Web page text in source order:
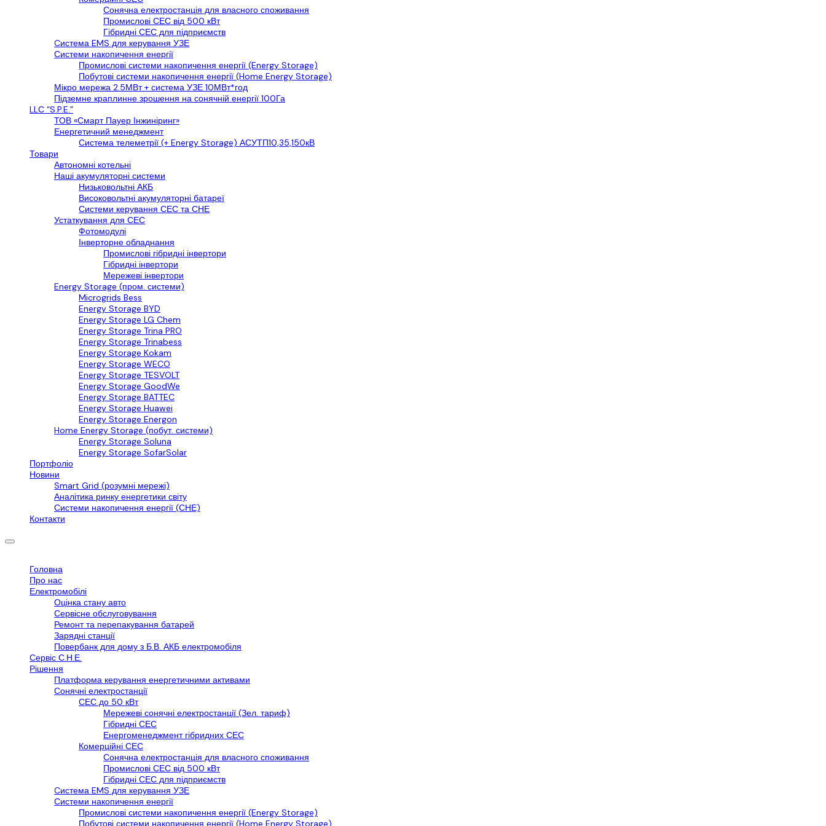
Сонячна електростанція для власного споживання
Промислові СЕС від 500 кВт
Гібридні СЕС для підприємств
Cистема EMS для керування УЗЕ
Системи накопичення енергії
Промислові системи накопичення енергії (Energy Storage)
Побутові системи накопичення енергії (Home Energy Storage)
Мікро мережа 2.5МВт + система УЗЕ 10МВт*год
Підземне краплинне зрошення на сонячній енергії 100Га
LLС “S.P.E.”
ТОВ «Смарт Пауер Інжиніринг»
Енергетичний менеджмент
Система телеметрії (+ Energy Storage) АСУТП10,35,150кВ
Товари
Автономні котельні
Наші акумуляторні системи
Низьковольтні АКБ
Високовольтні акумуляторні батареї
Системи керування СЕС та СНЕ
Устаткування для СЕС
Фотомодулі
Інверторне обладнання
Промислові гібридні інвертори
Гібридні інвертори
Мережеві інвертори
Energy Storage (пром. системи)
Microgrids Bess
Energy Storage BYD
Energy Storage LG Chem
Energy Storage Trina PRO
Energy Storage Trinabess
Energy Storage Kokam
Energy Storage WECO
Energy Storage TESVOLT
Energy Storage GoodWe
Energy Storage BATTEC
Energy Storage Huawei
Energy Storage Energon
Home Energy Storage (побут. системи)
Energy Storage Soluna
Energy Storage SofarSolar
Портфоліо
Новини
Smart Grid (розумні мережі)
Аналітика ринку енергетики світу
Системи накопичення енергії (СНЕ)
Контакти
Головна
Про нас
Електромобілі
Оцінка стану авто
Сервісне обслуговування
Ремонт та перепакування батарей
Зарядні станції
Повербанк для дому з Б.В. АКБ електромобіля
Сервіс С.Н.Е.
Рішення
Платформа керування енергетичними активами
Сонячні електростанції
СЕС до 50 кВт
Мережеві сонячні електростанції (Зел. тариф)
Гібридні СЕС
Енергоменеджмент гібридних СЕС
Комерційні СЕС
Сонячна електростанція для власного споживання
Промислові СЕС від 500 кВт
Гібридні СЕС для підприємств
Cистема EMS для керування УЗЕ
Системи накопичення енергії
Промислові системи накопичення енергії (Energy Storage)
Побутові системи накопичення енергії (Home Energy Storage)